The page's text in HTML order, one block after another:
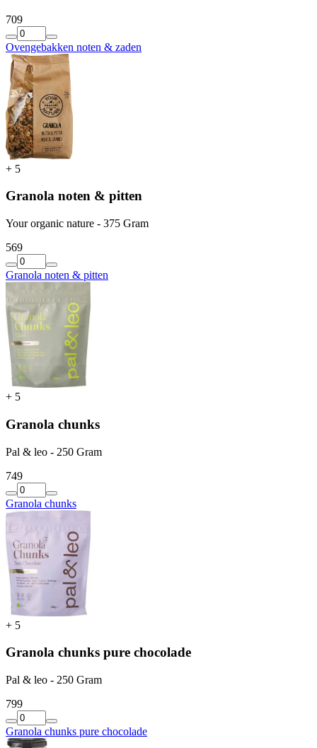
709
Ovengebakken noten & zaden
+ 5
Granola noten & pitten
Your organic nature - 375 Gram
569
Granola noten & pitten
+ 5
Granola chunks
Pal & leo - 250 Gram
749
Granola chunks
+ 5
Granola chunks pure chocolade
Pal & leo - 250 Gram
799
Granola chunks pure chocolade